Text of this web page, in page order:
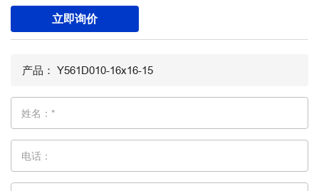
立即询价
姓名：*
电话：